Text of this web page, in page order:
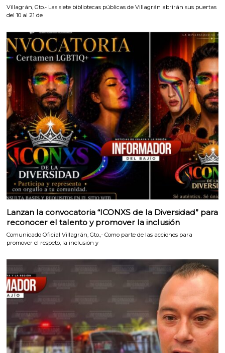
Villagrán, Gto.- Las siete bibliotecas públicas de Villagrán abrirán sus puertas
del 10 al 21 de
Lanzan la convocatoria “ICONXS de la Diversidad” para
reconocer el talento y promover la inclusión
Comunicado Oficial Villagrán, Gto.,- Como parte de las acciones para
promover el respeto, la inclusión y